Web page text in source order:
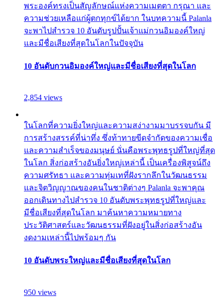
พระองค์ทรงเป็นสัญลักษณ์แห่งความเมตตา กรุณา และ
ความช่วยเหลือแก่ผู้ตกทุกข์ได้ยาก ในบทความนี้ Palanla
จะพาไปสำรวจ 10 อันดับรูปปั้นเจ้าแม่กวนอิมองค์ใหญ่
และมีชื่อเสียงที่สุดในโลกในปัจจุบัน
10 อันดับกวนอิมองค์ใหญ่และมีชื่อเสียงที่สุดในโลก
2,854 views
ในโลกที่ความยิ่งใหญ่และความสง่างามมาบรรจบกัน มี
การสร้างสรรค์ที่น่าทึ่ง ซึ่งท้าทายขีดจำกัดของความเชื่อ
และความสำเร็จของมนุษย์ นั่นคือพระพุทธรูปที่ใหญ่ที่สุด
ในโลก สิ่งก่อสร้างอันยิ่งใหญ่เหล่านี้ เป็นเครื่องพิสูจน์ถึง
ความศรัทธา และความทุ่มเทที่ฝังรากลึกในวัฒนธรรม
และจิตวิญญาณของคนในชาติต่างๆ Palanla จะพาคุณ
ออกเดินทางไปสำรวจ 10 อันดับพระพุทธรูปที่ใหญ่และ
มีชื่อเสียงที่สุดในโลก มาค้นหาความหมายทาง
ประวัติศาสตร์และวัฒนธรรมที่ฝังอยู่ในสิ่งก่อสร้างอัน
งดงามเหล่านี้ไปพร้อมๆ กัน
10 อันดับพระใหญ่และมีชื่อเสียงที่สุดในโลก
950 views